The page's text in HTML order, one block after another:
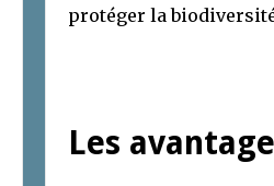
protéger la
Les